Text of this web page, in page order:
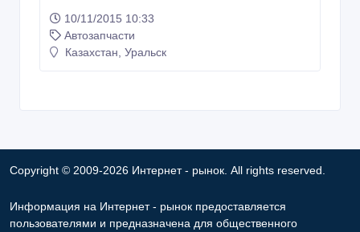
10/11/2015 10:33
Автозапчасти
Казахстан, Уральск
Copyright © 2009-2026 Интернет - рынок. All rights reserved.
Информация на Интернет - рынок предоставляется
пользователями и предназначена для общественного